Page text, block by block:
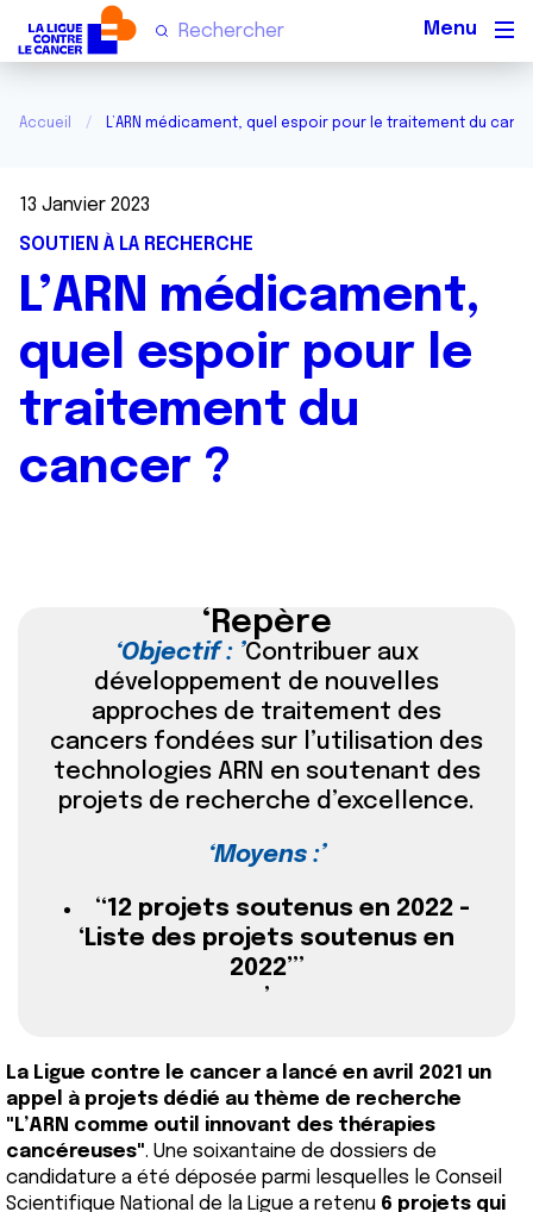
Accueil L’ARN médicament, quel espoir pour le traitement du
13 Janvier 2023
SOUTIEN À LA RECHERCHE
L’ARN médicament,
quel espoir pour le
traitement du
cancer ?
Repère
Objectif : Contribuer aux
développement de nouvelles
approches de traitement des
cancers fondées sur l’utilisation des
technologies ARN en soutenant des
projets de recherche d’excellence.
Moyens :
12 projets soutenus en 2022 -
Liste des projets soutenus en
2022
La Ligue contre le cancer a lancé en avril 2021 un
appel à projets dédié au thème de recherche
"L’ARN comme outil innovant des thérapies
cancéreuses". Une soixantaine de dossiers de
candidature a été déposée parmi lesquelles le Conseil
Scientifique National de la Ligue a retenu 6 projets qui